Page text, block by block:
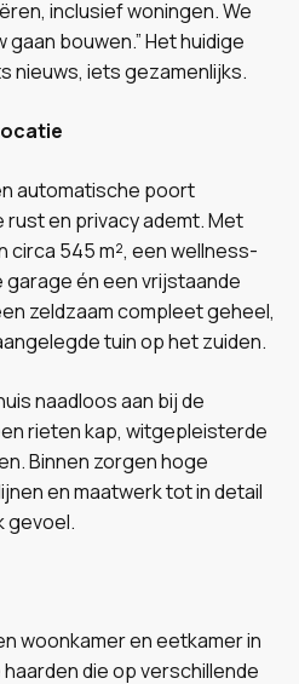
inclusief woningen. We
bouwen.” Het huidige
nieuws, iets gezamenlijks.
automatische poort
rust en privacy ademt. Met
545 m², een wellness-
én een vrijstaande
zeldzaam compleet geheel,
tuin op het zuiden.
naadloos aan bij de
rieten kap, witgepleisterde
Binnen zorgen hoge
en maatwerk tot in detail
gevoel.
woonkamer en eetkamer in
die op verschillende